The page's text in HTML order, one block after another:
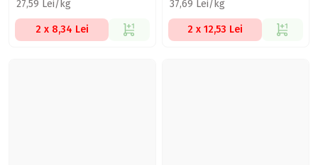
27,59 Lei/kg
2 x 8,34 Lei
37,69 Lei/kg
2 x 12,53 Lei